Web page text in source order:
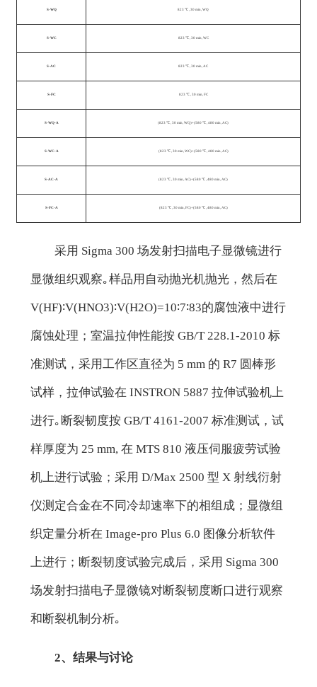
S-WQ 823 ℃ , 30 min, WQ
S-WC 823 ℃ , 30 min, WC
S-AC 823 ℃ , 30 min, AC
S-FC 823 ℃ , 30 min, FC
S-WQ-A (823 ℃ , 30 min, WQ)+(580 ℃ , 480 min, AC)
S-WC-A (823 ℃ , 30 min, WC)+(580 ℃ , 480 min, AC)
S-AC-A (823 ℃ , 30 min, AC)+(580 ℃ , 480 min, AC)
S-FC-A (823 ℃ , 30 min, FC)+(580 ℃ , 480 min, AC)
采用 Sigma 300 场发射扫描电子显微镜进行
显微组织观察｡样品用自动抛光机抛光，然后在
V(HF)∶V(HNO3)∶V(H2O)=10∶7∶83的腐蚀液中进行
腐蚀处理；室温拉伸性能按 GB/T 228.1-2010 标
准测试，采用工作区直径为 5 mm 的 R7 圆棒形
试样，拉伸试验在 INSTRON 5887 拉伸试验机上
进行｡断裂韧度按 GB/T 4161-2007 标准测试，试
样厚度为 25 mm, 在 MTS 810 液压伺服疲劳试验
机上进行试验；采用 D/Max 2500 型 X 射线衍射
仪测定合金在不同冷却速率下的相组成；显微组
织定量分析在 Image-pro Plus 6.0 图像分析软件
上进行；断裂韧度试验完成后，采用 Sigma 300
场发射扫描电子显微镜对断裂韧度断口进行观察
和断裂机制分析｡
2、结果与讨论